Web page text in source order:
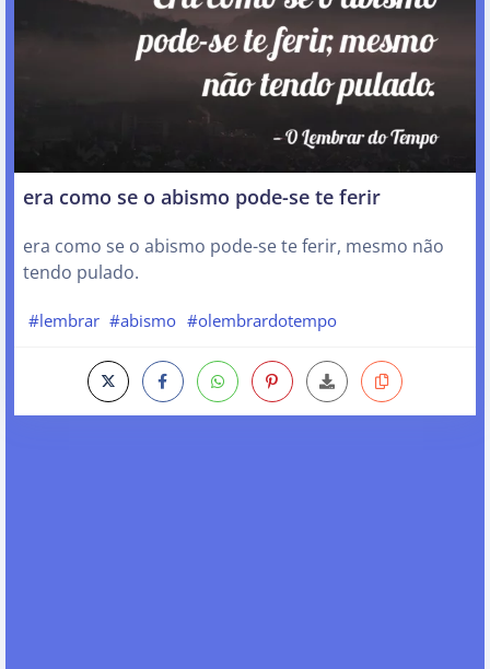
era como se o abismo pode-se te ferir
era como se o abismo pode-se te ferir, mesmo não
tendo pulado.
#lembrar #abismo #olembrardotempo